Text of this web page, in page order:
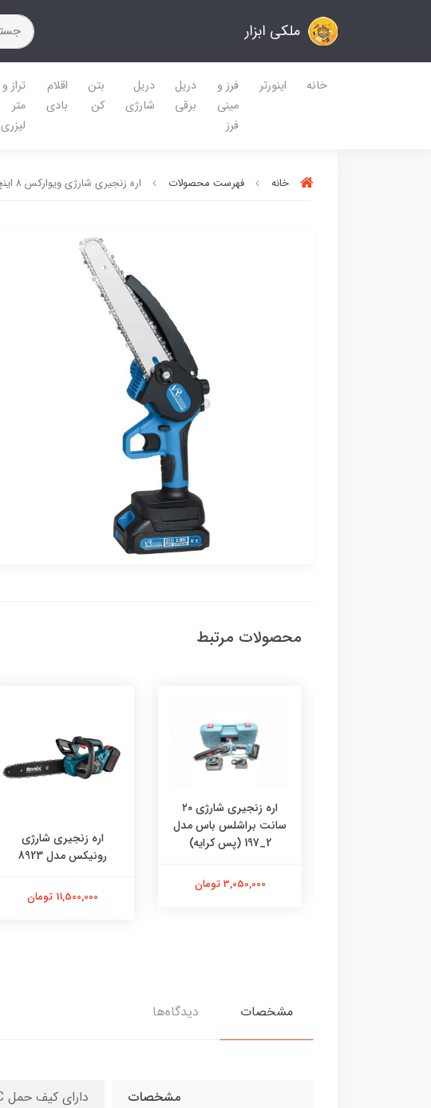
ملکی ابزار
خانه اینورتر
فرز و
مینی
فرز
دریل
برقی
دریل
شارژی
بتن
کن
اقلام
بادی
تراز و
متر
لیزری
خانه فهرست محصولات اره زنجیری شارژی ویوارکس ۸ اینچ VR2108-CS
محصولات مرتبط
اره زنجیری شارژی ۲۰
سانت براشلس باس مدل
2_197 (پس کرایه)
3,050,000 تومان
اره زنجیری شارژی
رونیکس مدل 8923
11,500,000 تومان
مشخصات دیدگاه‌ها
مشخصات دارای کیف حمل BMC